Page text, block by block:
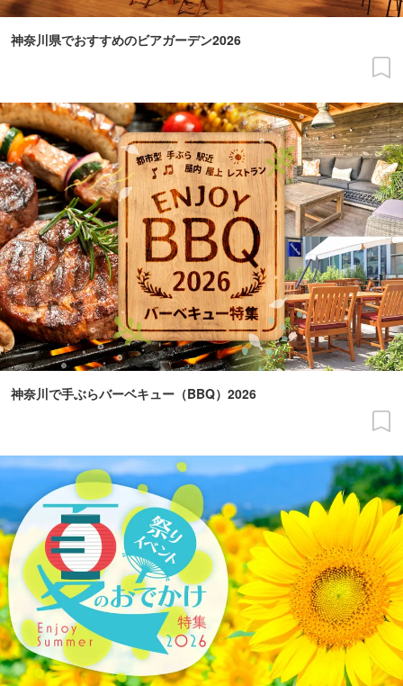
神奈川県でおすすめのビアガーデン2026
神奈川で手ぶらバーベキュー（BBQ）2026